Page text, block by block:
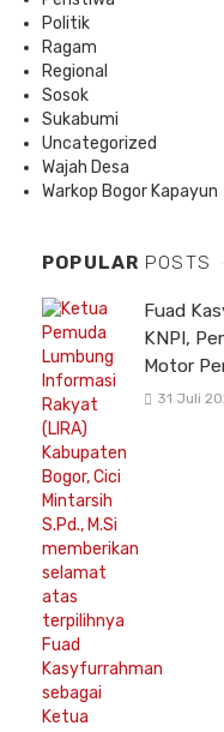
Politik
Ragam
Regional
Sosok
Sukabumi
Uncategorized
Wajah Desa
Warkop Bogor Kapayun
POPULAR POSTS
Fuad
KNPI,
Motor
31 Juli